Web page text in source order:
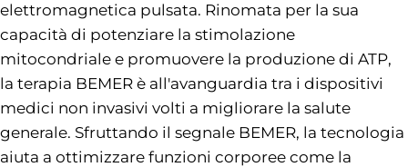
elettromagnetica pulsata. Rinomata per la sua
capacità di potenziare la stimolazione
mitocondriale e promuovere la produzione di ATP,
la terapia BEMER è all'avanguardia tra i dispositivi
medici non invasivi volti a migliorare la salute
generale. Sfruttando il segnale BEMER, la tecnologia
aiuta a ottimizzare funzioni corporee come la